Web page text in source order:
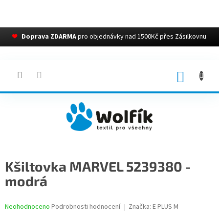
❤ Doprava ZDARMApro objednávky nad 1500Kč přes Zásilkovnu
Kšiltovka MARVEL 5239380 -
modrá
Průměrné
Neohodnoceno Podrobnosti hodnocení Značka: E PLUS M